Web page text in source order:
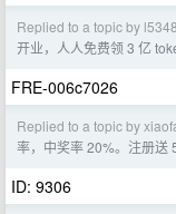
Replied to a topic by
开业，人人免费领 3 亿
FRE-006c7026
Replied to a topic by
率，中奖率 20%。注册送
ID: 9306